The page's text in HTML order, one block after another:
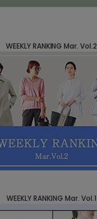
WEEKLY RANKING Mar. Vol.2
WEEKLY RANKING Mar. Vol.1